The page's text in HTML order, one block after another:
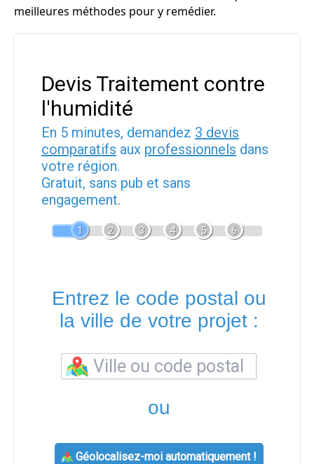
meilleures méthodes pour y remédier.
Devis Traitement contre
l'humidité
En 5 minutes, demandez 3 devis
comparatifs aux professionnels dans
votre région.
Gratuit, sans pub et sans
engagement.
1 2 3 4 5 6
Entrez le code postal ou
la ville de votre projet :
ou
Géolocalisez-moi automatiquement !